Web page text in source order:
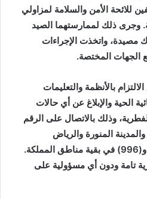
للائحة الأمن والسلامة لمزاولي
وجرى ذلك لممارستهما الصيد
مصيدة، واتخذت الإجراءات
الجهات المختصة.
بالأنظمة والتعليمات
الحية والإبلاغ عن أي حالات
وذلك بالاتصال على الرقم
المنورة والرياض
والشرقية، و(994) و(999) و(996) في بقية مناطق المملكة.
تامة ودون أي مسؤولية على